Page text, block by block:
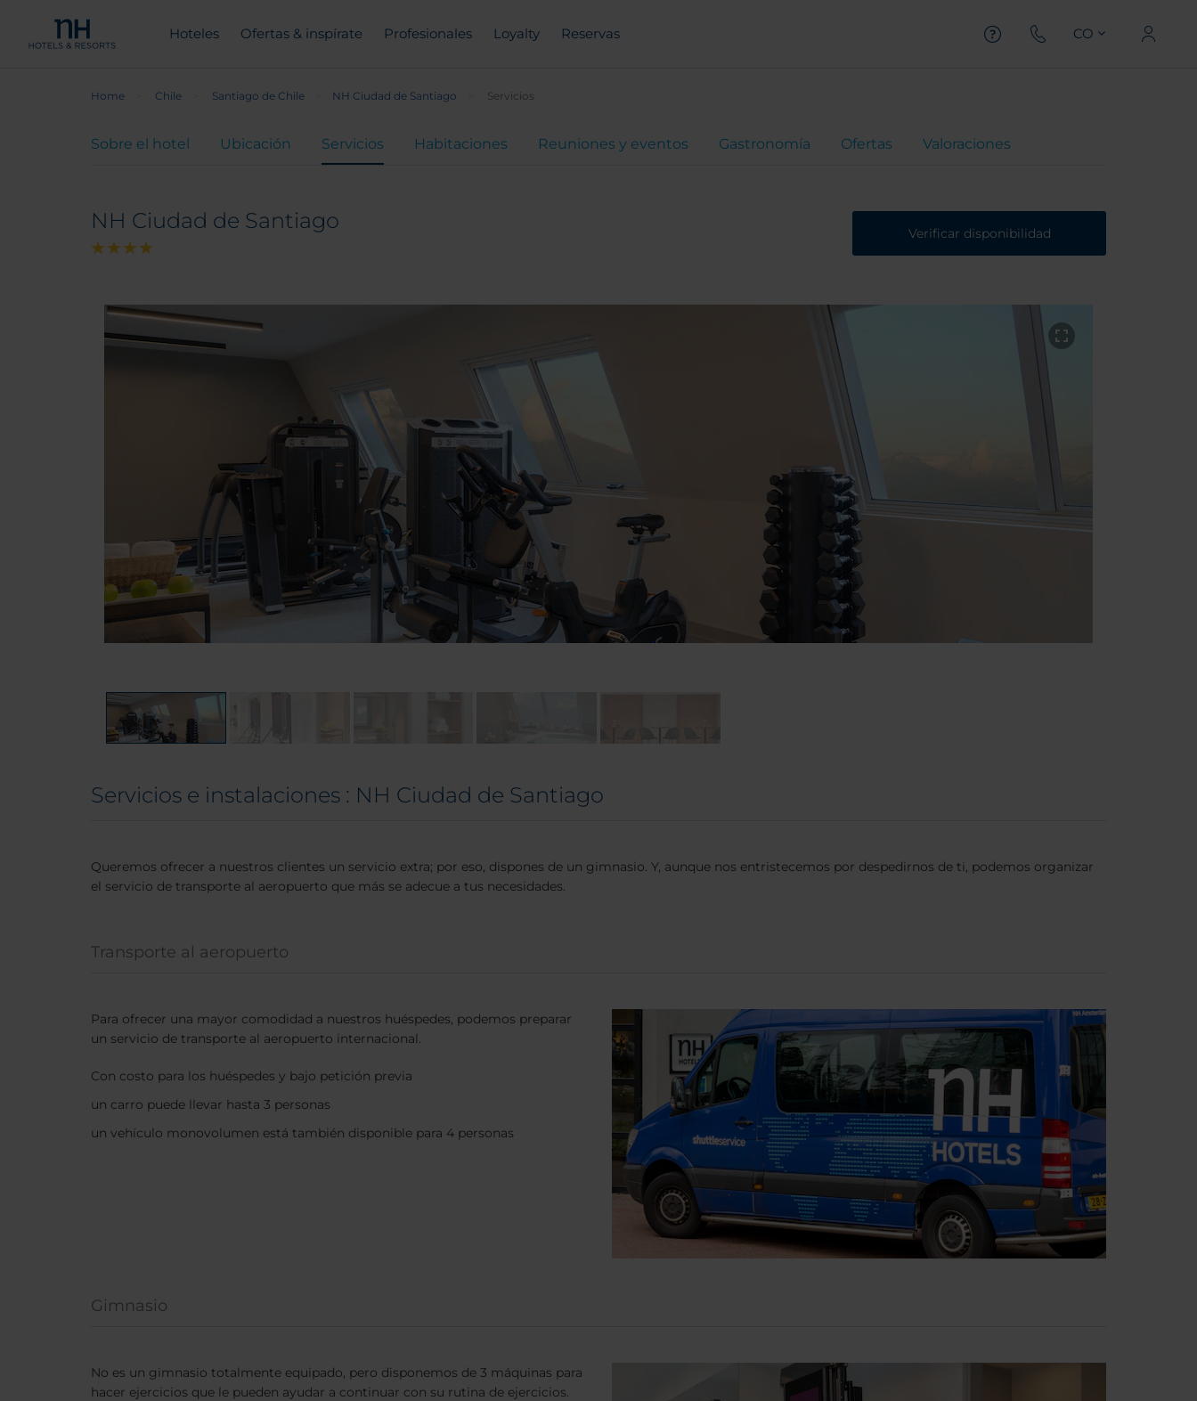
Hoteles Ofertas & inspírate Profesionales Loyalty Reservas CO
Home Chile Santiago de Chile NH Ciudad de Santiago Servicios
Sobre el hotel Ubicación Servicios Habitaciones Reuniones y eventos Gastronomía Ofertas Valoraciones
NH Ciudad de Santiago Verificar disponibilidad
Servicios e instalaciones : NH Ciudad de Santiago
Queremos ofrecer a nuestros clientes un servicio extra; por eso, dispones de un gimnasio. Y, aunque nos entristecemos por despedirnos de ti, podemos organizar
el servicio de transporte al aeropuerto que más se adecue a tus necesidades.
Transporte al aeropuerto
Para ofrecer una mayor comodidad a nuestros huéspedes, podemos preparar
un servicio de transporte al aeropuerto internacional.
Con costo para los huéspedes y bajo petición previa
un carro puede llevar hasta 3 personas
un vehículo monovolumen está también disponible para 4 personas
Gimnasio
No es un gimnasio totalmente equipado, pero disponemos de 3 máquinas para
hacer ejercicios que le pueden ayudar a continuar con su rutina de ejercicios.